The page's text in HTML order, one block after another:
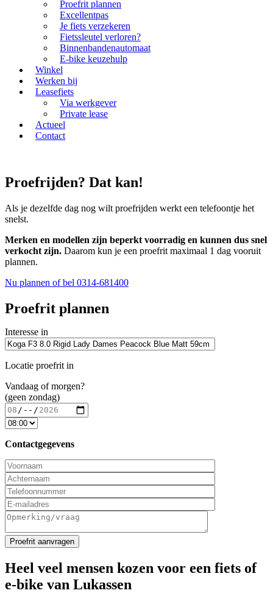
Proefrit plannen
Excellentpas
Je fiets verzekeren
Fietssleutel verloren?
Binnenbandenautomaat
E-bike keuzehulp
Winkel
Werken bij
Leasefiets
Via werkgever
Private lease
Actueel
Contact
Proefrijden? Dat kan!
Als je dezelfde dag nog wilt proefrijden werkt een telefoontje het
snelst.
Merken en modellen zijn beperkt voorradig en kunnen dus snel
verkocht zijn. Daarom kun je een proefrit maximaal 1 dag vooruit
plannen.
Nu plannen of bel 0314-681400
Proefrit plannen
Interesse in
Locatie proefrit in
Vandaag of morgen?
(geen zondag)
Contactgegevens
Heel veel mensen kozen voor een fiets of
e-bike van Lukassen